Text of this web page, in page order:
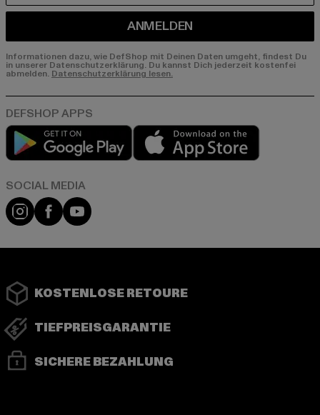
ANMELDEN
Informationen dazu, wie DefShop mit Deinen Daten umgeht, findest Du
in unserer Datenschutzerklärung. Du kannst Dich jederzeit kostenfei
abmelden.Datenschutzerklärung lesen.
Play market
Instagram
FacebookYouTube
KOSTENLOSE RETOURE
TIEFPREISGARANTIE
SICHERE BEZAHLUNG